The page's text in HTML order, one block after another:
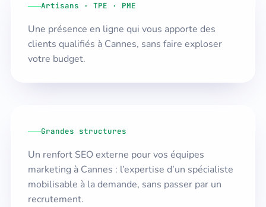
Artisans · TPE · PME
Une présence en ligne qui vous apporte des
clients qualifiés à Cannes, sans faire exploser
votre budget.
Grandes structures
Un renfort SEO externe pour vos équipes
marketing à Cannes : l’expertise d’un spécialiste
mobilisable à la demande, sans passer par un
recrutement.